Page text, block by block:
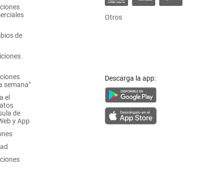
de
semana"
el
de
y App
Otros
Descarga la app: